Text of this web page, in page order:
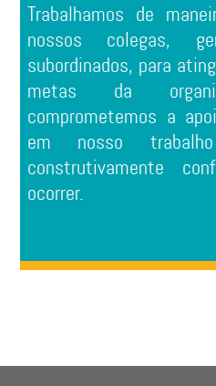
Trabalhamos de
nossos colegas,
subordinados, para
metas da
comprometemos a
em nosso
construtivamente
ocorrer.